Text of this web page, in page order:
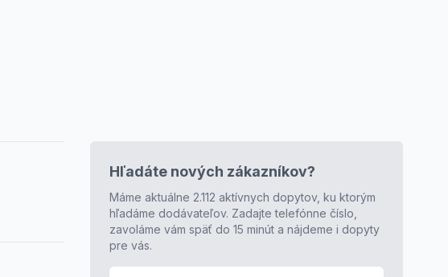
Hľadáte nových zákazníkov?
Máme aktuálne 2.112 aktívnych dopytov, ku ktorým
hľadáme dodávateľov. Zadajte telefónne číslo,
zavoláme vám späť do 15 minút a nájdeme i dopyty
pre vás.